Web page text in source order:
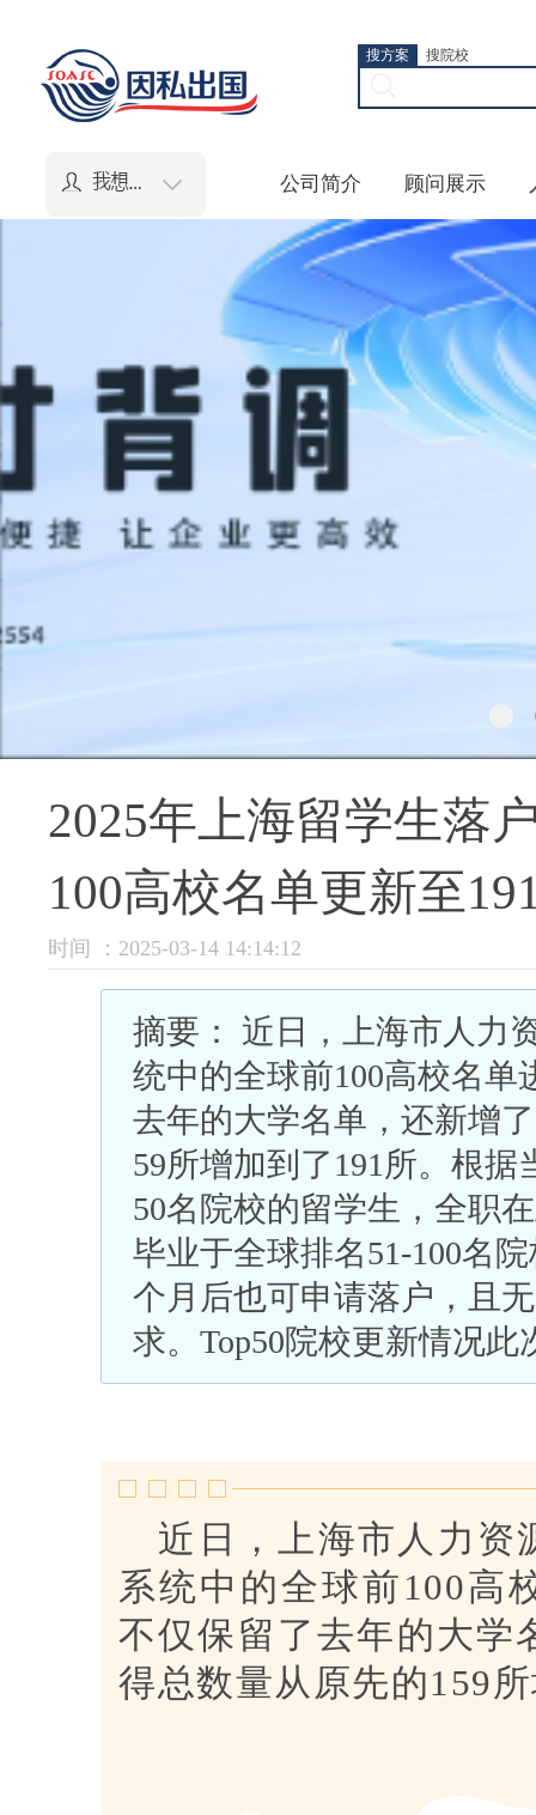
搜方案 搜院校
公司简介 顾问展示
2025年上海留学生落
100高校名单更新至
时间 ：2025-03-14 14:14:12
摘要： 近日，上海市人力
统中的全球前100高校名
去年的大学名单，还新增
59所增加到了191所。根
50名院校的留学生，全职
毕业于全球排名51-100名
个月后也可申请落户，且
求。Top50院校更新情况此
近日，上海市人力资
系统中的全球前100高
不仅保留了去年的大学
得总数量从原先的159